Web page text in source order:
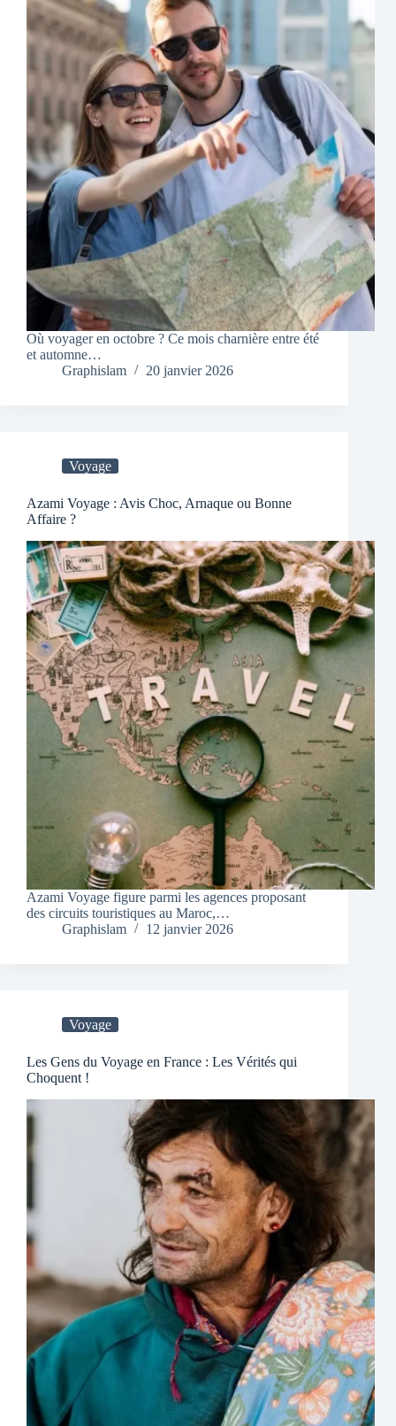
Où voyager en octobre ? Ce mois charnière entre été
et automne…
Graphislam
20 janvier 2026
Voyage
Azami Voyage : Avis Choc, Arnaque ou Bonne
Affaire ?
Azami Voyage figure parmi les agences proposant
des circuits touristiques au Maroc,…
Graphislam
12 janvier 2026
Voyage
Les Gens du Voyage en France : Les Vérités qui
Choquent !